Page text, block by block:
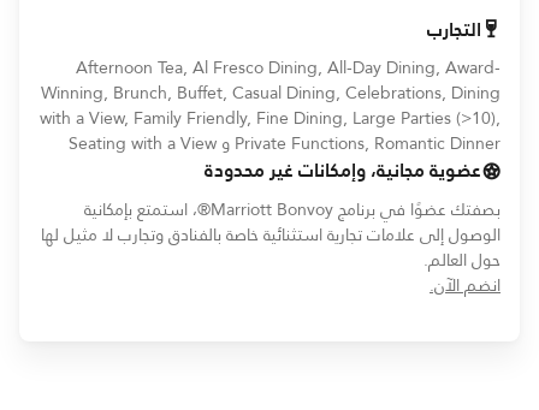
التجارب
Afternoon Tea, Al Fresco Dining, All-Day Dining, Award-
Winning, Brunch, Buffet, Casual Dining, Celebrations, Dining
with a View, Family Friendly, Fine Dining, Large Parties (>10),
Private Functions, Romantic Dinner و Seating with a View
عضوية مجانية، وإمكانات غير محدودة
بصفتك عضوًا في برنامج Marriott Bonvoy®، استمتع بإمكانية
الوصول إلى علامات تجارية استثنائية خاصة بالفنادق وتجارب لا مثيل لها
حول العالم.
انضم الآن.